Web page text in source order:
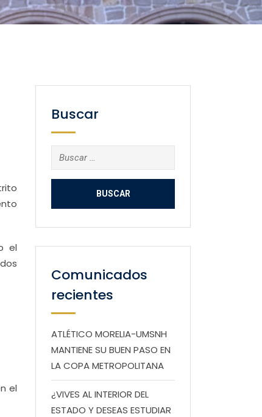
el
el
Buscar
Buscar:
Comunicados
recientes
ATLÉTICO MORELIA-UMSNH
MANTIENE SU BUEN PASO EN
LA COPA METROPOLITANA
¿VIVES AL INTERIOR DEL
ESTADO Y DESEAS ESTUDIAR